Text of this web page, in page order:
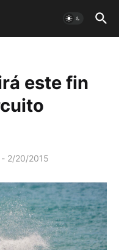
este fin
- 2/20/2015